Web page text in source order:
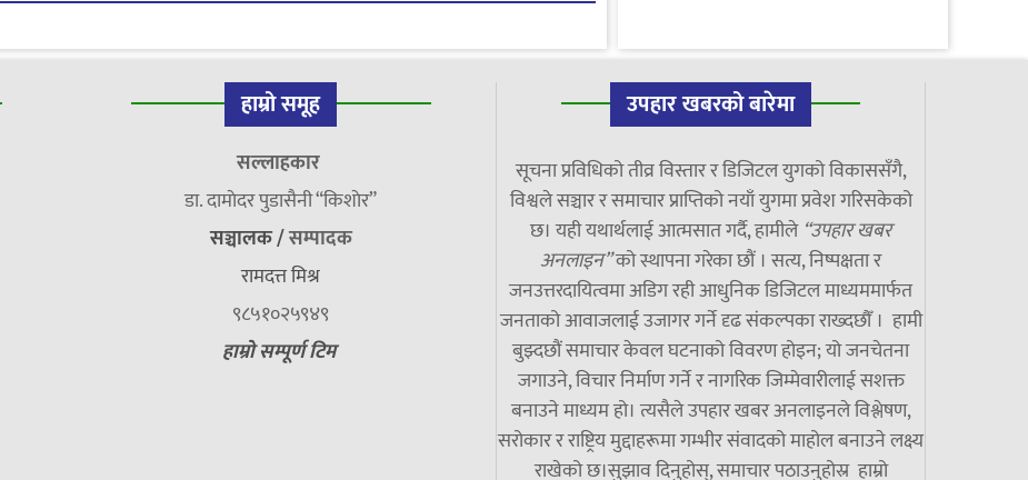
हाम्रो समूह
सल्लाहकार
डा. दामाेदर पुडासैनी “किशाेर”
सञ्चालक /सम्पादक
रामदत्त मिश्र
९८५१०२५९४९
हाम्रो सम्पूर्ण टिम
उपहार खबरको बारेमा
सूचना प्रविधिको तीव्र विस्तार र डिजिटल युगको विकाससँगै,
विश्वले सञ्चार र समाचार प्राप्तिको नयाँ युगमा प्रवेश गरिसकेको
छ। यही यथार्थलाई आत्मसात गर्दै, हामीले “उपहार खबर
अनलाइन”को स्थापना गरेका छौं । सत्य, निष्पक्षता र
जनउत्तरदायित्वमा अडिग रही आधुनिक डिजिटल माध्यममार्फत
जनताको आवाजलाई उजागर गर्ने दृढ संकल्पका राख्दछौँ । हामी
बुझ्दछौं समाचार केवल घटनाको विवरण होइन; यो जनचेतना
जगाउने, विचार निर्माण गर्ने र नागरिक जिम्मेवारीलाई सशक्त
बनाउने माध्यम हो। त्यसैले उपहार खबर अनलाइनले विश्लेषण,
सरोकार र राष्ट्रिय मुद्दाहरूमा गम्भीर संवादको माहोल बनाउने लक्ष्य
राखेको छ।सुझाव दिनुहोस्, समाचार पठाउनुहोस्र हाम्रो